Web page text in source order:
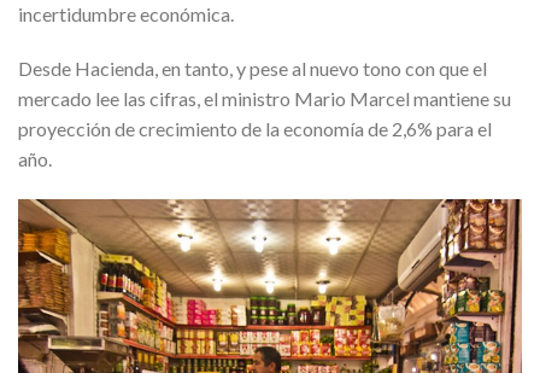
incertidumbre económica.
Desde Hacienda, en tanto, y pese al nuevo tono con que el
mercado lee las cifras, el ministro Mario Marcel mantiene su
proyección de crecimiento de la economía de 2,6% para el
año.